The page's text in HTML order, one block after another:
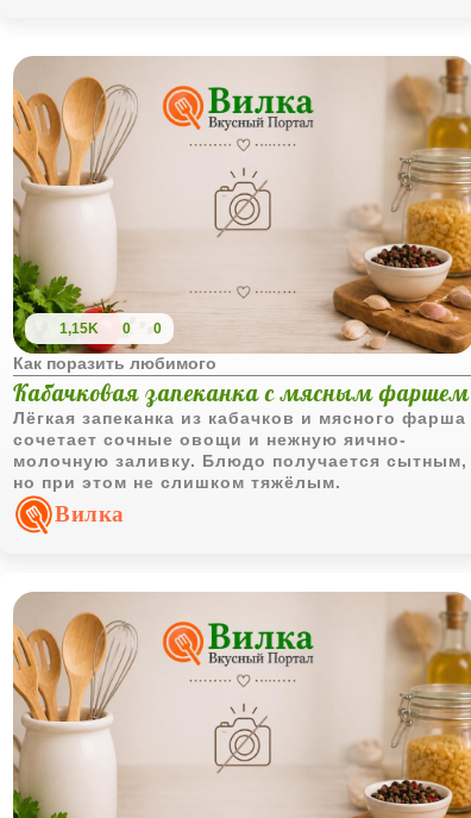
1,15K 0 0
Как поразить любимого
Кабачковая запеканка с мясным фаршем
Лёгкая запеканка из кабачков и мясного фарша
сочетает сочные овощи и нежную яично-
молочную заливку. Блюдо получается сытным,
но при этом не слишком тяжёлым.
Вилка